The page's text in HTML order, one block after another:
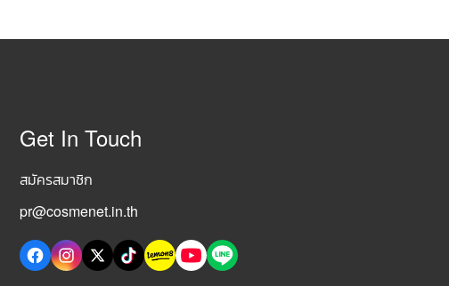
Get In Touch
สมัครสมาชิก
pr@cosmenet.in.th